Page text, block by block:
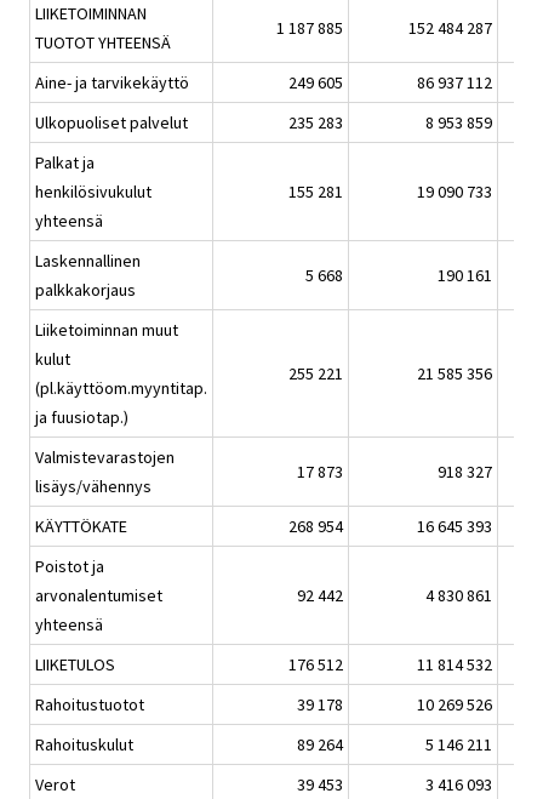
LIIKETOIMINNAN
TUOTOT YHTEENSÄ
1 187 885 152 484 287
Aine- ja tarvikekäyttö 249 605
86 937 112
Ulkopuoliset palvelut
235 283
8 953 859
Palkat ja
henkilösivukulut
yhteensä
155 281 19 090 733
Laskennallinen
palkkakorjaus
5 668 190 161
Liiketoiminnan muut
kulut
(pl.käyttöom.myyntitap.
ja fuusiotap.)
255 221 21 585 356
Valmistevarastojen
lisäys/vähennys
17 873 918 327
KÄYTTÖKATE 268 954
16 645 393
Poistot ja
arvonalentumiset
yhteensä
92 442 4 830 861
LIIKETULOS 176 512
11 814 532
Rahoitustuotot
39 178
10 269 526
Rahoituskulut
89 264
5 146 211
Verot
39 453 3 416 093